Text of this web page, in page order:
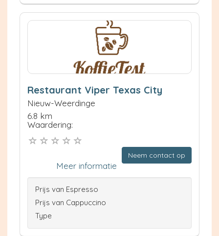
Restaurant Viper Texas City
Nieuw-Weerdinge
6.8 km
Waardering:
Neem contact op
Meer informatie
Prijs van Espresso
Prijs van Cappuccino
Type